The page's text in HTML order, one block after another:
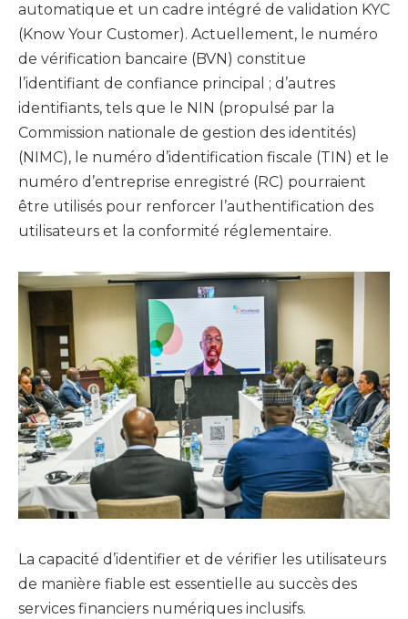
automatique et un cadre intégré de validation KYC
(Know Your Customer). Actuellement, le numéro
de vérification bancaire (BVN) constitue
l’identifiant de confiance principal ; d’autres
identifiants, tels que le NIN (propulsé par la
Commission nationale de gestion des identités)
(NIMC), le numéro d’identification fiscale (TIN) et le
numéro d’entreprise enregistré (RC) pourraient
être utilisés pour renforcer l’authentification des
utilisateurs et la conformité réglementaire.
La capacité d’identifier et de vérifier les utilisateurs
de manière fiable est essentielle au succès des
services financiers numériques inclusifs.